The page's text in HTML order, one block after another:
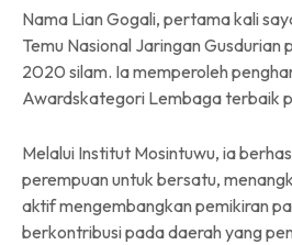
Nama Lian Gogali, pertama kali
Temu Nasional Jaringan Gusdurian
2020 silam. Ia memperoleh
Awardskategori Lembaga terbaik
Melalui Institut Mosintuwu, ia
perempuan untuk bersatu,
aktif mengembangkan pemikiran
berkontribusi pada daerah yang